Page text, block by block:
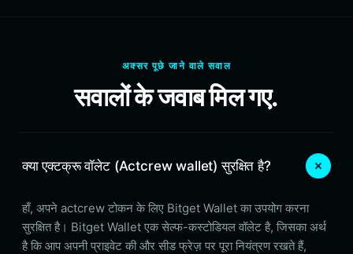
अक्सर पूछे जाने वाले सवाल
सवालों के जवाब मिल गए.
क्या एक्टक्रू वॉलेट (Actcrew wallet) सुरक्षित है?
हाँ, अपने actcrew टोकन के लिए Bitget Wallet का उपयोग करना
सुरक्षित है। Bitget Wallet एक सेल्फ-कस्टोडियल वॉलेट है, जिसका अर्थ
है कि आप अपनी प्राइवेट की और सीड फ्रेज़ पर पूरा नियंत्रण रखते हैं,